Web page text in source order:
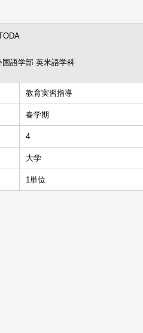
語学部 英米語学科
教育実習指導
春学期
4
大学
1単位